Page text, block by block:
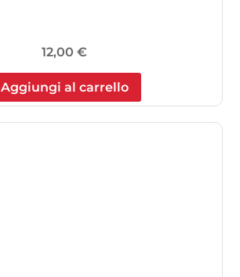
12,00 €
Aggiungi al carrello